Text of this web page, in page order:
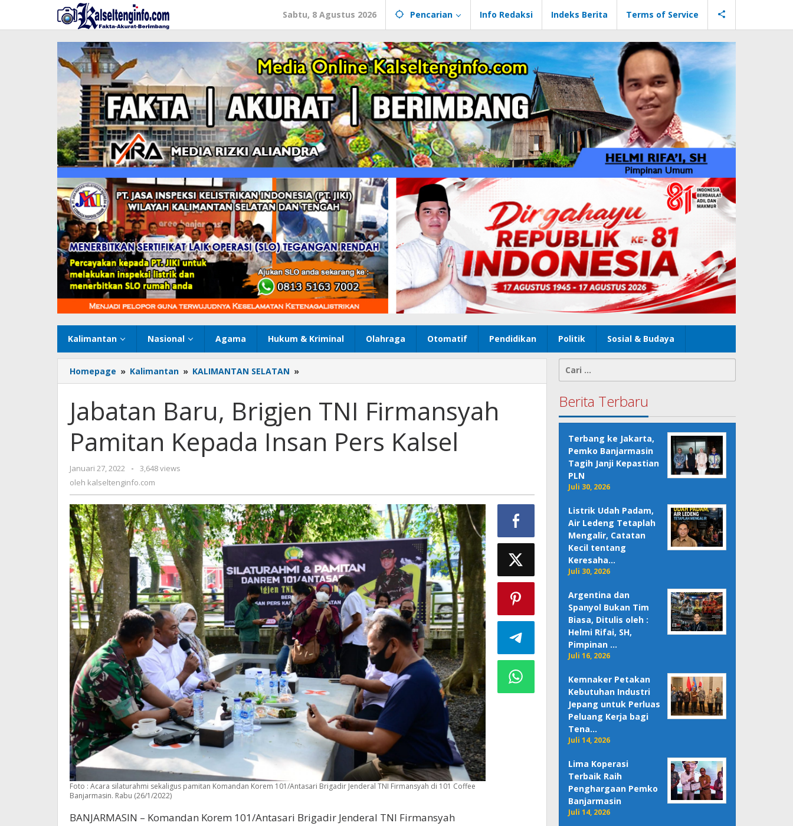
konten
Sabtu, 8 Agustus 2026 Pencarian Info Redaksi Indeks Berita Terms of Service
Kalimantan Nasional Agama Hukum & Kriminal Olahraga Otomatif Pendidikan Politik Sosial & Budaya
Homepage » Kalimantan » KALIMANTAN SELATAN »
Baru,
TNI
Firmansyah
Pamitan
Kepada
Jabatan Baru, Brigjen TNI Firmansyah
Pamitan Kepada Insan Pers Kalsel
Januari 27, 2022
oleh
kalseltenginfo.com
-
3,648 views
oleh kalseltenginfo.com
Foto : Acara silaturahmi sekaligus pamitan Komandan Korem 101/Antasari Brigadir Jenderal TNI Firmansyah di 101 Coffee
Banjarmasin. Rabu (26/1/2022)
BANJARMASIN – Komandan Korem 101/Antasari Brigadir Jenderal TNI Firmansyah
untuk:
Berita Terbaru
Terbang ke Jakarta,
Pemko Banjarmasin
Tagih Janji Kepastian
PLN
Juli 30, 2026
Listrik Udah Padam,
Air Ledeng Tetaplah
Mengalir, Catatan
Kecil tentang
Keresaha…
Juli 30, 2026
Argentina dan
Spanyol Bukan Tim
Biasa, Ditulis oleh :
Helmi Rifai, SH,
Pimpinan …
Juli 16, 2026
Kemnaker Petakan
Kebutuhan Industri
Jepang untuk Perluas
Peluang Kerja bagi
Tena…
Juli 14, 2026
Lima Koperasi
Terbaik Raih
Penghargaan Pemko
Banjarmasin
Juli 14, 2026